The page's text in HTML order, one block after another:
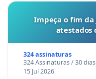
Impeça o fim
atestados
324 assinaturas
324 Assinaturas / 30 dias
15 Jul 2026